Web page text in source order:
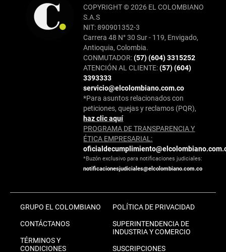
COPYRIGHT © 2026 EL COLOMBIANO
S.A.S
NIT: 890901352-3
Carrera 48 N° 30 Sur - 119, Envigado,
Antioquia, Colombia.
CONMUTADOR:(57) (604) 3315252
ATENCIÓN AL CLIENTE:(57) (604)
3393333
servicio@elcolombiano.com.co
*Para asuntos relacionados con
peticiones, quejas y reclamos (PQR),
haz clic aquí
PROGRAMA DE TRANSPARENCIA Y
ÉTICA EMPRESARIAL:
*Buzón exclusivo para notificaciones judiciales:
notificacionesjudiciales@elcolombiano.com.co
GRUPO EL COLOMBIANO
CONTÁCTANOS
TÉRMINOS Y
CONDICIONES
POLÍTICA DE PRIVACIDAD
SUPERINTENDENCIA DE
INDUSTRIA Y COMERCIO
SUSCRIPCIONES